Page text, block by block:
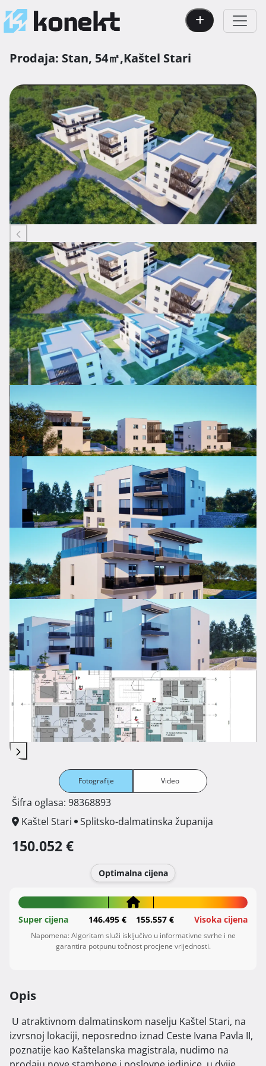
Prodaja: Stan, 54㎡,Kaštel Stari
Fotografije Video
Šifra oglasa: 98368893
Kaštel Stari
Splitsko-dalmatinska županija
150.052 €
Optimalna cijena
Super cijena 146.495 € 155.557 € Visoka cijena
Napomena: Algoritam služi isključivo u informativne svrhe i ne
garantira potpunu točnost procjene vrijednosti.
Opis
izvrsnoj lokaciji, neposredno iznad Ceste Ivana Pavla II,
poznatije kao Kaštelanska magistrala, nudimo na